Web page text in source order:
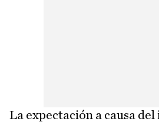
La expectación a causa